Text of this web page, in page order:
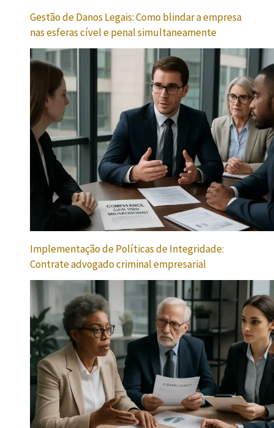
Gestão de Danos Legais: Como blindar a empresa
nas esferas cível e penal simultaneamente
Implementação de Políticas de Integridade:
Contrate advogado criminal empresarial